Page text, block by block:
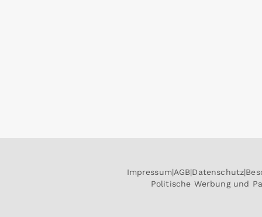
Impressum AGB Datenschutz
Politische Werbung und